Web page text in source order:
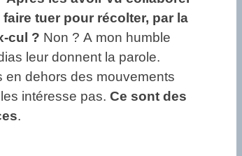
tuer pour récolter, par la
cul ? Non ? A mon humble
leur donnent la parole.
en dehors des mouvements
intéresse pas. Ce sont des
.